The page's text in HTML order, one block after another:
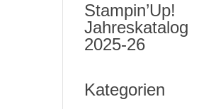
Stampin’Up!
Jahreskatalog
2025-26
Kategorien